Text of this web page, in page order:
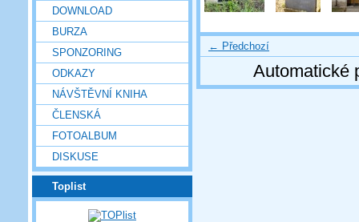
DOWNLOAD
BURZA
SPONZORING
ODKAZY
NÁVŠTĚVNÍ KNIHA
ČLENSKÁ
FOTOALBUM
DISKUSE
Toplist
← Předchozí
Automatické